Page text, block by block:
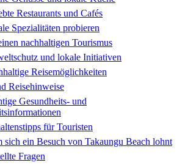
Restaurants und Cafés
Spezialitäten probieren
nachhaltigen Tourismus
und lokale Initiativen
Reisemöglichkeiten
Reisehinweise
Gesundheits- und
für Touristen
sich ein Besuch von Takaungu Beach lohnt
Fragen